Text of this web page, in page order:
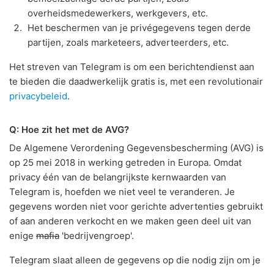
overheidsmedewerkers, werkgevers, etc.
Het beschermen van je privégegevens tegen derde
partijen, zoals marketeers, adverteerders, etc.
Het streven van Telegram is om een berichtendienst aan
te bieden die daadwerkelijk gratis is, met een revolutionair
privacybeleid.
Q: Hoe zit het met de AVG?
De Algemene Verordening Gegevensbescherming (AVG) is
op 25 mei 2018 in werking getreden in Europa. Omdat
privacy één van de belangrijkste kernwaarden van
Telegram is, hoefden we niet veel te veranderen. Je
gegevens worden niet voor gerichte advertenties gebruikt
of aan anderen verkocht en we maken geen deel uit van
enige mafia 'bedrijvengroep'.
Telegram slaat alleen de gegevens op die nodig zijn om je